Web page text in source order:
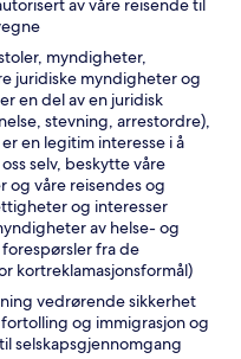
av våre reisende til
myndigheter,
juridiske myndigheter og
en del av en juridisk
stevning, arrestordre),
en legitim interesse i å
selv, beskytte våre
og våre reisendes og
og interesser
av helse- og
fra de
kortreklamasjonsformål)
vedrørende sikkerhet
og immigrasjon og
selskapsgjennomgang